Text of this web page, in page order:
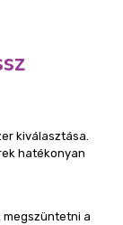
kiválasztása.
hatékonyan
a